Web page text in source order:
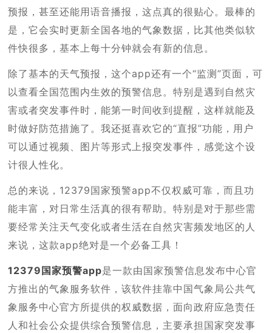
预报，甚至还能用语音播报，这点真的很贴心。最棒的
是，它会实时更新全国各地的气象数据，比其他类似软
件快很多，基本上每十分钟就会有新的信息。
除了基本的天气预报，这个app还有一个“监测”页面，可
以查看全国范围内生效的预警信息。特别是遇到自然灾
害或者突发事件时，能第一时间收到提醒，这样就能及
时做好防范措施了。我还挺喜欢它的“直报”功能，用户
可以通过视频、图片等形式上报突发事件，感觉这个设
计很人性化。
总的来说，12379国家预警app不仅权威可靠，而且功
能丰富，对日常生活真的很有帮助。特别是对于那些需
要经常关注天气变化或者生活在自然灾害频发地区的人
来说，这款app绝对是一个必备工具！
12379国家预警app是一款由国家预警信息发布中心官
方推出的气象服务软件，该软件挂靠中国气象局公共气
象服务中心官方所提供的权威数据，面向政府应急责任
人和社会公众提供综合预警信息，主要承担国家突发事